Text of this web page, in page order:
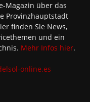
Magazin über das
Provinzhauptstadt
finden Sie News,
und ein
Mehr Infos hier.
online.es